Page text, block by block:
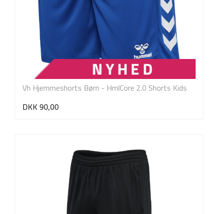
Vh Hjemmeshorts Børn - HmlCore 2.0 Shorts Kids
DKK 90,00